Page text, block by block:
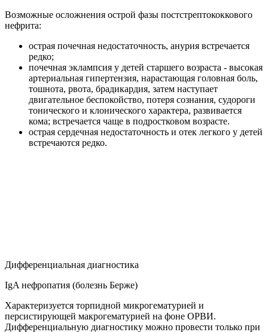
Возможные осложнения острой фазы постстрептококкового
нефрита:
острая почечная недостаточность, анурия встречается
редко;
почечная эклампсия у детей старшего возраста - высокая
артериальная гипертензия, нарастающая головная боль,
тошнота, рвота, брадикардия, затем наступает
двигательное беспокойство, потеря сознания, судороги
тонического и клонического характера, развивается
кома; встречается чаще в подростковом возрасте.
острая сердечная недостаточность и отек легкого у детей
встречаются редко.
Дифференциальная диагностика
IgA нефропатия (болезнь Берже)
Характеризуется торпидной микрогематурией и
персистирующей макрогематурией на фоне ОРВИ.
Дифференциальную диагностику можно провести только при